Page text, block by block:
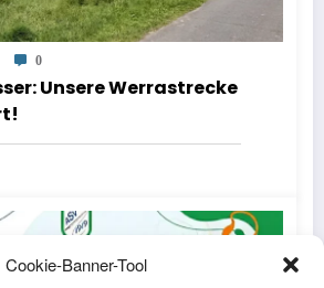
Cookie-Banner-Tool
0
Unsere Werrastrecke